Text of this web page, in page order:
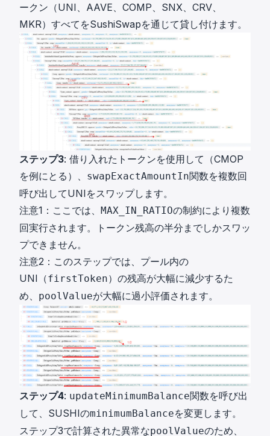
ークン（UNI、AAVE、COMP、SNX、CRV、
MKR）すべてをSushiSwapを通じて貸し付けます。
ステップ3: 借り入れたトークンを使用して（CMOP
を例にとる）、 swapExactAmountIn関数を複数回
呼び出してUNIをスワップします。
注意1：ここでは、 MAX_IN_RATIOの制約により複数
回実行されます。トークン残高の半分までしかスワッ
プできません。
注意2：このステップでは、プール内の
UNI（firstToken）の残高が大幅に減少するた
め、 poolValueが大幅に過小評価されます。
ステップ4: updateMinimumBalance関数を呼び出
して、SUSHIのminimumBalanceを変更します。
ステップ3で計算された異常なpoolValueのため、